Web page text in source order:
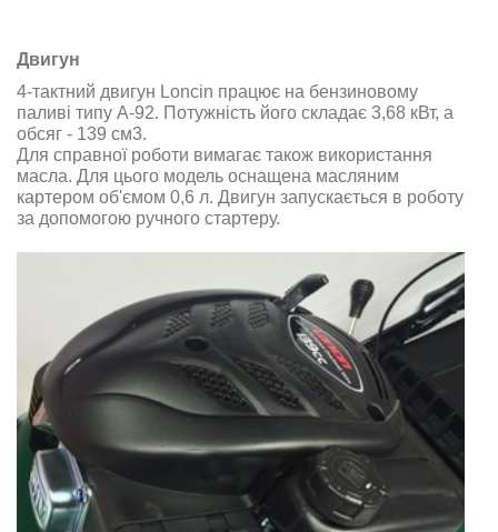
Двигун
4-тактний двигун Loncin працює на бензиновому
паливі типу А-92. Потужність його складає 3,68 кВт, а
обсяг - 139 см3.
Для справної роботи вимагає також використання
масла. Для цього модель оснащена масляним
картером об'ємом 0,6 л. Двигун запускається в роботу
за допомогою ручного стартеру.